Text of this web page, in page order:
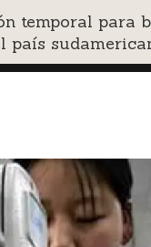
temporal para
país